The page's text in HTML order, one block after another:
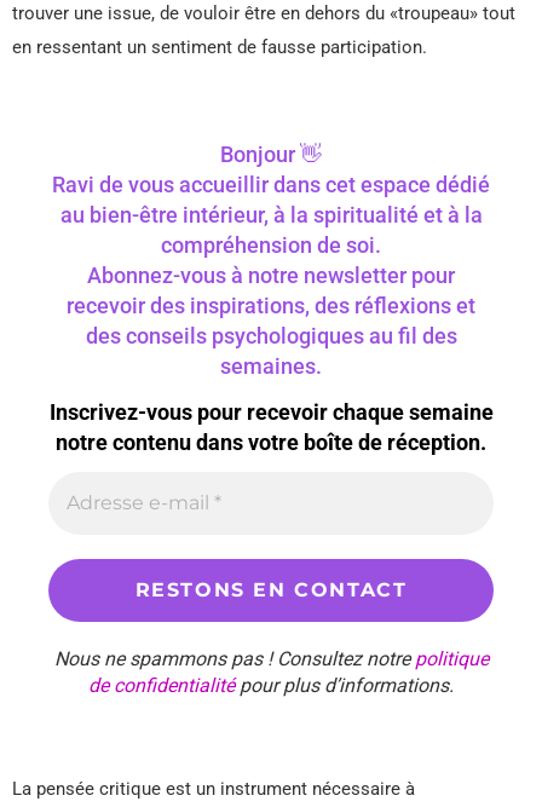
trouver une issue, de vouloir être en dehors du «troupeau» tout
en ressentant un sentiment de fausse participation.
Bonjour 👋
Ravi de vous accueillir dans cet espace dédié
au bien-être intérieur, à la spiritualité et à la
compréhension de soi.
Abonnez-vous à notre newsletter pour
recevoir des inspirations, des réflexions et
des conseils psychologiques au fil des
semaines.
Inscrivez-vous pour recevoir chaque semaine
notre contenu dans votre boîte de réception.
Nous ne spammons pas ! Consultez notrepolitique
de confidentialitépour plus d’informations.
La pensée critique est un instrument nécessaire à